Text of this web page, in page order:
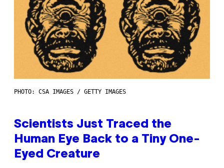
PHOTO: CSA IMAGES / GETTY IMAGES
Scientists Just Traced the
Human Eye Back to a Tiny One-
Eyed Creature